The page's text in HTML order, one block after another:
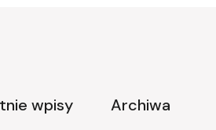
wpisy Archiwa